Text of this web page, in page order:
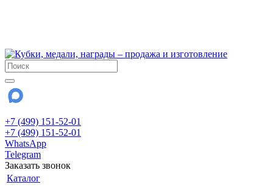
+7 (499) 151-52-01
+7 (499) 151-52-01
WhatsApp
Telegram
Заказать звонок
Каталог